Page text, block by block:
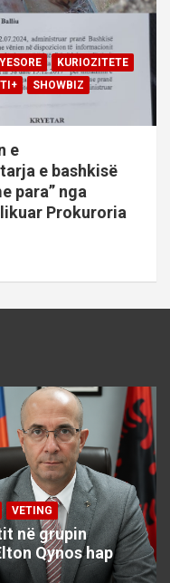
KURIOZITETE
SHOWBIZ
e
e bashkisë
para” nga
Prokuroria
VETING
në grupin
Qynos hap